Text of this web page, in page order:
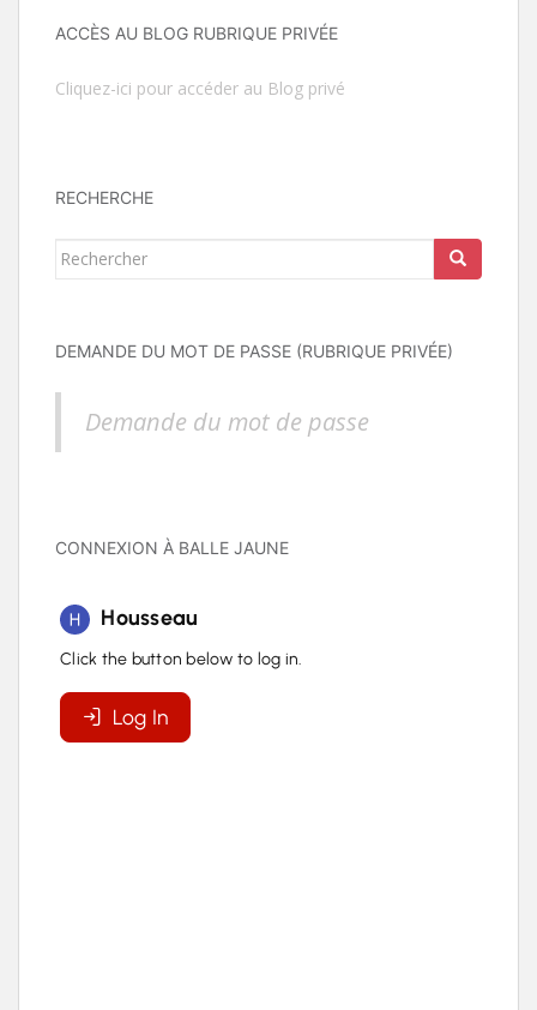
ACCÈS AU BLOG RUBRIQUE PRIVÉE
Cliquez-ici pour accéder au Blog privé
RECHERCHE
Rechercher...
DEMANDE DU MOT DE PASSE (RUBRIQUE PRIVÉE)
Demande du mot de passe
CONNEXION À BALLE JAUNE